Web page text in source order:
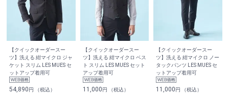
【クイックオーダースー
ツ】洗える 紺マイクロ ジャ
ケット スリム LES MUES セ
ットアップ着用可
54,890円 （税込）
【クイックオーダースー
ツ】洗える 紺マイクロ ベス
ト スリム LES MUES セット
アップ着用可
11,000円 （税込）
【クイックオーダースー
ツ】洗える 紺マイクロ ノー
タックパンツ LES MUES セ
ットアップ着用可
11,000円 （税込）